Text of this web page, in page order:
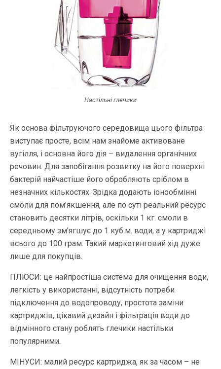
Настільні глечики
Як основа фільтруючого середовища цього фільтра
виступає просте, всім нам знайоме активоване
вугілля, і основна його дія – видалення органічних
речовин. Для запобігання розвитку на його поверхні
бактерій найчастіше його обробляють сріблом в
незначних кількостях. Зрідка додають іонообмінні
смоли для пом’якшення, але по суті реальний ресурс
становить десятки літрів, оскільки 1 кг. смоли в
середньому зм’ягшує до 1 куб.м. води, а у картриджі
всього до 100 грам. Такий маркетинговий хід дуже
лише для покупців.
ПЛЮСИ: це найпростіша система для очищення води,
легкість у використанні, відсутність потреби
підключення до водопроводу, простота заміни
картриджів, цікавий дизайн і фільтрація води до
відмінного стану роблять глечики настільки
популярними.
МІНУСИ: малий ресурс картриджа, як за часом – не